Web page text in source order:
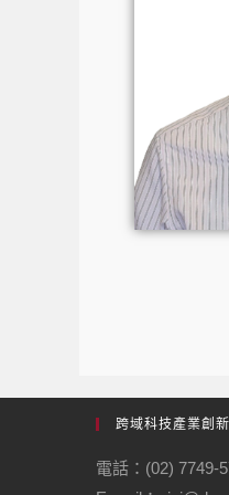
跨域科技產業創
電話：(02) 7749-